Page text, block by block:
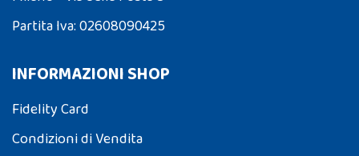
Partita Iva: 02608090425
INFORMAZIONI SHOP
Fidelity Card
Condizioni di Vendita